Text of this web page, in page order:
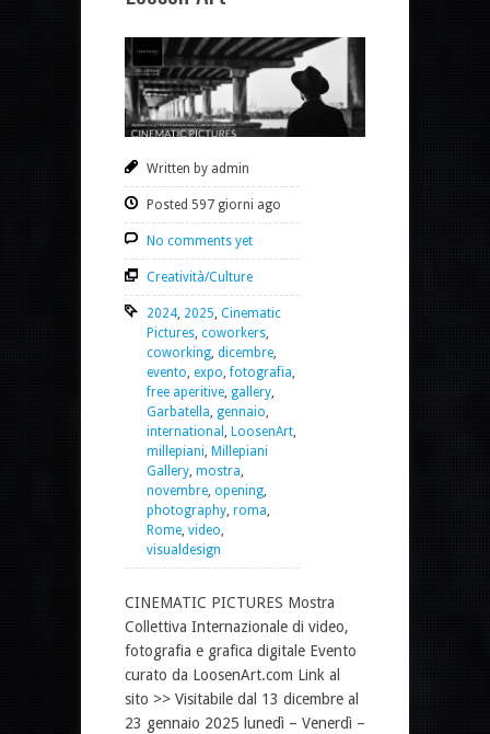
Written by admin
Posted 597 giorni ago
No comments yet
Creatività/Culture
2024, 2025, Cinematic
Pictures, coworkers,
coworking, dicembre,
evento, expo,fotografia,
free aperitive, gallery,
Garbatella, gennaio,
international , LoosenArt,
millepiani, Millepiani
Gallery, mostra,
novembre, opening,
photography, roma,
Rome, video,
visualdesign
CINEMATIC PICTURES Mostra
Collettiva Internazionale di video,
fotografia e grafica digitale Evento
curato da LoosenArt.com Link al
sito >> Visitabile dal 13 dicembre al
23 gennaio 2025 lunedì – Venerdì –